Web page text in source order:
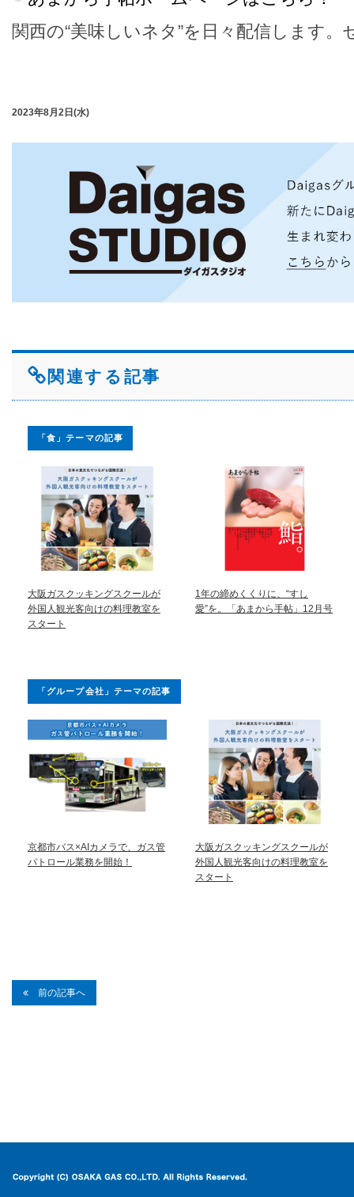
関西の“美味しいネタ”を日々配信します
2023年8月2日(水)
関連する記事
「食」テーマの記事
大阪ガスクッキングスクールが
外国人観光客向けの料理教室を
スタート
1年の締めくくりに、“すし
愛”を。「あまから手帖」12月号
「グループ会社」テーマの記事
京都市バス×AIカメラで、ガス管
パトロール業務を開始！
大阪ガスクッキングスクールが
外国人観光客向けの料理教室を
スタート
前の記事へ